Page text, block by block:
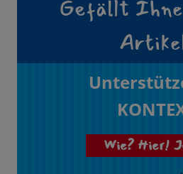
Gefällt
Wie? Hier!